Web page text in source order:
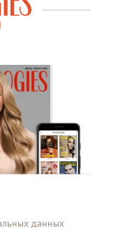
данных